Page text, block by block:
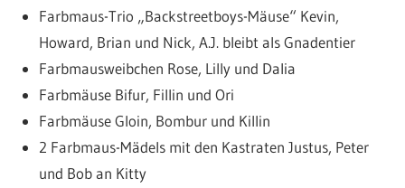
Farbmaus-Trio „Backstreetboys-Mäuse“ Kevin,
Howard, Brian und Nick, A.J. bleibt als Gnadentier
Farbmausweibchen Rose, Lilly und Dalia
Farbmäuse Bifur, Fillin und Ori
Farbmäuse Gloin, Bombur und Killin
2 Farbmaus-Mädels mit den Kastraten Justus, Peter
und Bob an Kitty